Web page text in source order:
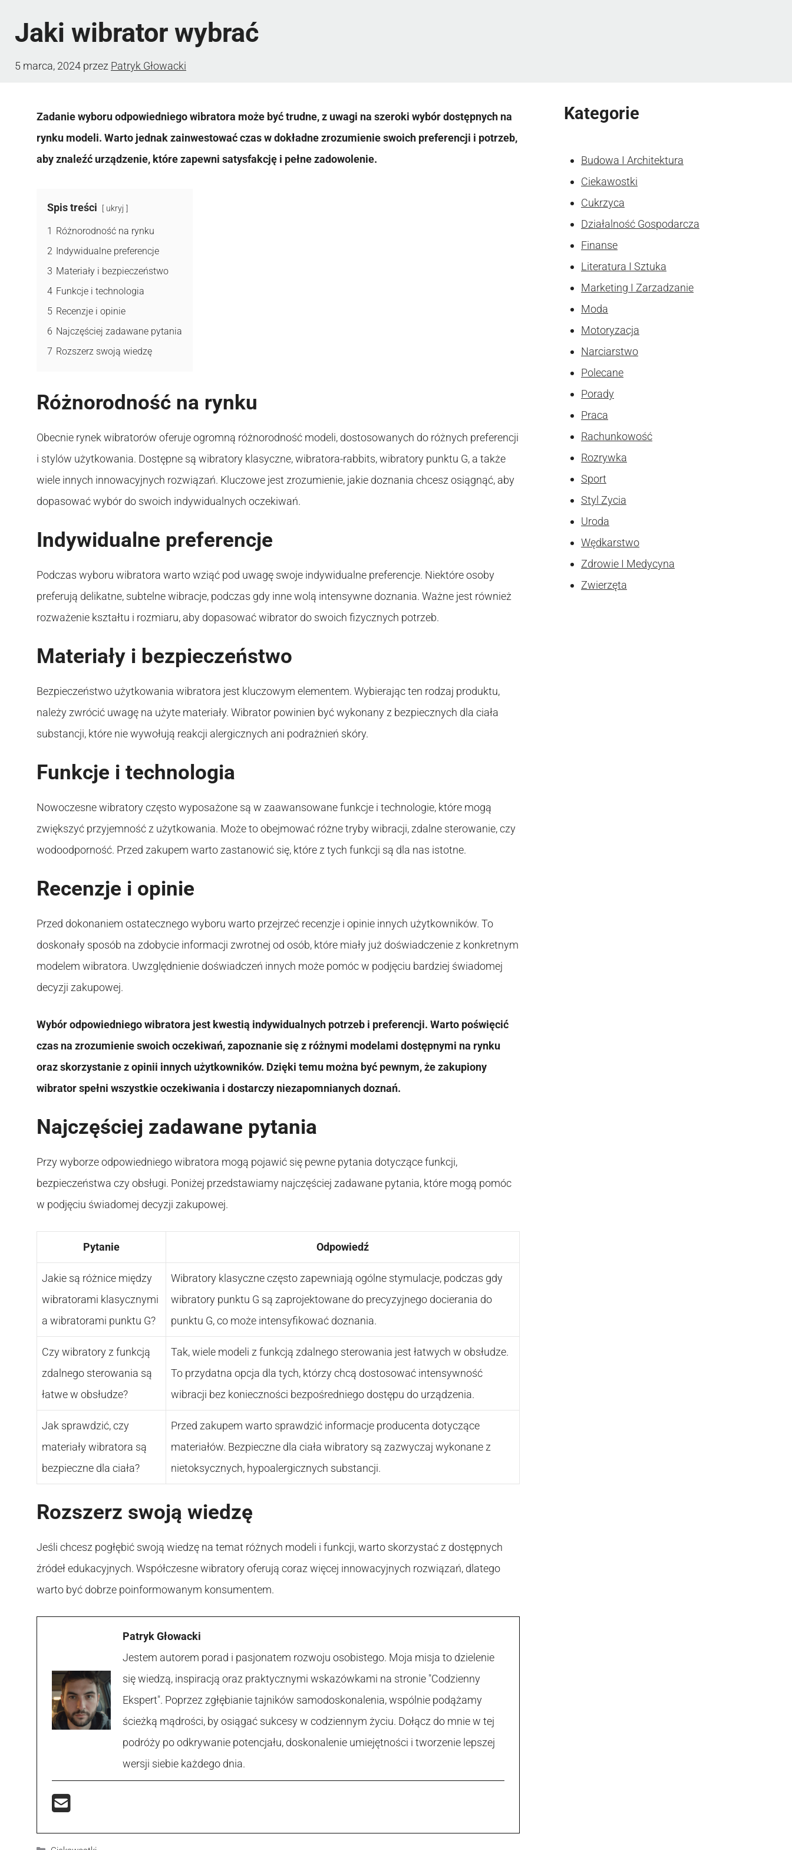
Jaki wibrator wybrać
5 marca, 2024 przez Patryk Głowacki
Zadanie wyboru odpowiedniego wibratora może być trudne, z uwagi na szeroki wybór dostępnych na
rynku modeli. Warto jednak zainwestować czas w dokładne zrozumienie swoich preferencji i potrzeb,
aby znaleźć urządzenie, które zapewni satysfakcję i pełne zadowolenie.
Spis treści ukryj
1 Różnorodność na rynku
2 Indywidualne preferencje
3 Materiały i bezpieczeństwo
4 Funkcje i technologia
5 Recenzje i opinie
6 Najczęściej zadawane pytania
7 Rozszerz swoją wiedzę
Różnorodność na rynku
Obecnie rynek wibratorów oferuje ogromną różnorodność modeli, dostosowanych do różnych preferencji
i stylów użytkowania. Dostępne są wibratory klasyczne, wibratora-rabbits, wibratory punktu G, a także
wiele innych innowacyjnych rozwiązań. Kluczowe jest zrozumienie, jakie doznania chcesz osiągnąć, aby
dopasować wybór do swoich indywidualnych oczekiwań.
Indywidualne preferencje
Podczas wyboru wibratora warto wziąć pod uwagę swoje indywidualne preferencje. Niektóre osoby
preferują delikatne, subtelne wibracje, podczas gdy inne wolą intensywne doznania. Ważne jest również
rozważenie kształtu i rozmiaru, aby dopasować wibrator do swoich fizycznych potrzeb.
Materiały i bezpieczeństwo
Bezpieczeństwo użytkowania wibratora jest kluczowym elementem. Wybierając ten rodzaj produktu,
należy zwrócić uwagę na użyte materiały. Wibrator powinien być wykonany z bezpiecznych dla ciała
substancji, które nie wywołują reakcji alergicznych ani podrażnień skóry.
Funkcje i technologia
Nowoczesne wibratory często wyposażone są w zaawansowane funkcje i technologie, które mogą
zwiększyć przyjemność z użytkowania. Może to obejmować różne tryby wibracji, zdalne sterowanie, czy
wodoodporność. Przed zakupem warto zastanowić się, które z tych funkcji są dla nas istotne.
Recenzje i opinie
Przed dokonaniem ostatecznego wyboru warto przejrzeć recenzje i opinie innych użytkowników. To
doskonały sposób na zdobycie informacji zwrotnej od osób, które miały już doświadczenie z konkretnym
modelem wibratora. Uwzględnienie doświadczeń innych może pomóc w podjęciu bardziej świadomej
decyzji zakupowej.
Wybór odpowiedniego wibratora jest kwestią indywidualnych potrzeb i preferencji. Warto poświęcić
czas na zrozumienie swoich oczekiwań, zapoznanie się z różnymi modelami dostępnymi na rynku
oraz skorzystanie z opinii innych użytkowników. Dzięki temu można być pewnym, że zakupiony
wibrator spełni wszystkie oczekiwania i dostarczy niezapomnianych doznań.
Najczęściej zadawane pytania
Przy wyborze odpowiedniego wibratora mogą pojawić się pewne pytania dotyczące funkcji,
bezpieczeństwa czy obsługi. Poniżej przedstawiamy najczęściej zadawane pytania, które mogą pomóc
w podjęciu świadomej decyzji zakupowej.
Pytanie Odpowiedź
Jakie są różnice między
wibratorami klasycznymi
a wibratorami punktu G?
Wibratory klasyczne często zapewniają ogólne stymulacje, podczas gdy
wibratory punktu G są zaprojektowane do precyzyjnego docierania do
punktu G, co może intensyfikować doznania.
Czy wibratory z funkcją
zdalnego sterowania są
łatwe w obsłudze?
Tak, wiele modeli z funkcją zdalnego sterowania jest łatwych w obsłudze.
To przydatna opcja dla tych, którzy chcą dostosować intensywność
wibracji bez konieczności bezpośredniego dostępu do urządzenia.
Jak sprawdzić, czy
materiały wibratora są
bezpieczne dla ciała?
Przed zakupem warto sprawdzić informacje producenta dotyczące
materiałów. Bezpieczne dla ciała wibratory są zazwyczaj wykonane z
nietoksycznych, hypoalergicznych substancji.
Rozszerz swoją wiedzę
Jeśli chcesz pogłębić swoją wiedzę na temat różnych modeli i funkcji, warto skorzystać z dostępnych
źródeł edukacyjnych. Współczesne wibratory oferują coraz więcej innowacyjnych rozwiązań, dlatego
warto być dobrze poinformowanym konsumentem.
Patryk Głowacki
Jestem autorem porad i pasjonatem rozwoju osobistego. Moja misja to dzielenie
się wiedzą, inspiracją oraz praktycznymi wskazówkami na stronie "Codzienny
Ekspert". Poprzez zgłębianie tajników samodoskonalenia, wspólnie podążamy
ścieżką mądrości, by osiągać sukcesy w codziennym życiu. Dołącz do mnie w tej
podróży po odkrywanie potencjału, doskonalenie umiejętności i tworzenie lepszej
wersji siebie każdego dnia.
Kategorie
Budowa I Architektura
Ciekawostki
Cukrzyca
Działalność Gospodarcza
Finanse
Literatura I Sztuka
Marketing I Zarzadzanie
Moda
Motoryzacja
Narciarstwo
Polecane
Porady
Praca
Rachunkowość
Rozrywka
Sport
Styl Zycia
Uroda
Wędkarstwo
Zdrowie I Medycyna
Zwierzęta